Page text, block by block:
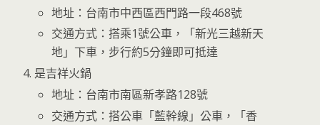
地址：台南市中西區西門路一段468號
交通方式：搭乘1號公車，「新光三越新天
地」下車，步行約5分鐘即可抵達
是吉祥火鍋
地址：台南市南區新孝路128號
交通方式：搭公車「藍幹線」公車，「香